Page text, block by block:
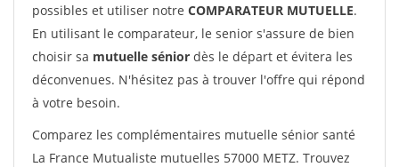
possibles et utiliser notre COMPARATEUR MUTUELLE.
En utilisant le comparateur, le senior s'assure de bien
choisir sa mutuelle sénior dès le départ et évitera les
déconvenues. N'hésitez pas à trouver l'offre qui répond
à votre besoin.
Comparez les complémentaires mutuelle sénior santé
La France Mutualiste mutuelles 57000 METZ. Trouvez